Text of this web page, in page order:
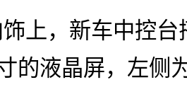
上，新车中控
的液晶屏，左侧